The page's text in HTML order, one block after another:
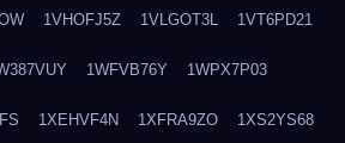
1VHOFJ5Z 1VLGOT3L 1VT6PD21
1WFVB76Y 1WPX7P03
1XEHVF4N 1XFRA9ZO 1XS2YS68